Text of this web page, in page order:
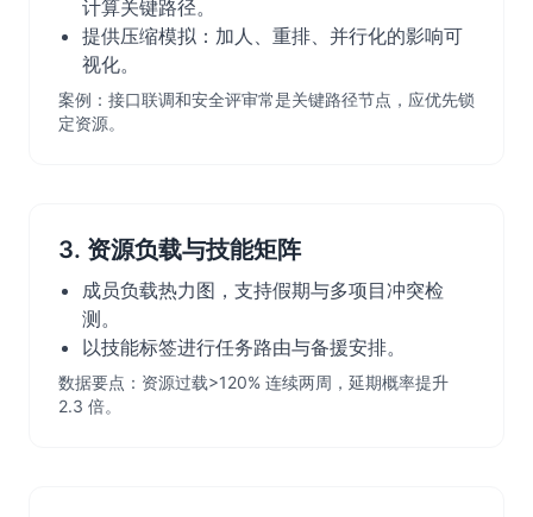
计算关键路径。
提供压缩模拟：加人、重排、并行化的影响可
视化。
案例：接口联调和安全评审常是关键路径节点，应优先锁
定资源。
3. 资源负载与技能矩阵
成员负载热力图，支持假期与多项目冲突检
测。
以技能标签进行任务路由与备援安排。
数据要点：资源过载>120% 连续两周，延期概率提升
2.3 倍。